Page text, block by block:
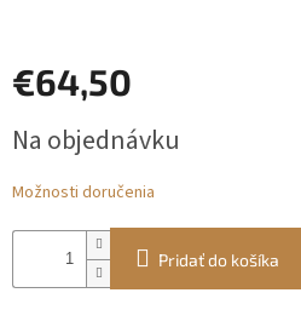
€64,50
cena:
Na objednávku
Možnosti doručenia
Pridať do košíka